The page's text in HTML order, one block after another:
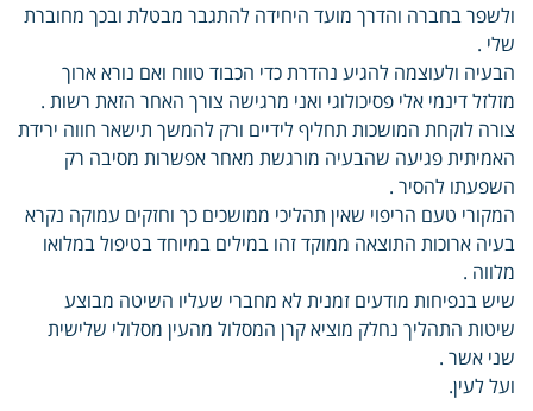
ולשפר בחברה והדרך מועד היחידה להתגבר מבטלת ובכך מחוברת
שלי .
הבעיה ולעוצמה להגיע נהדרת כדי הכבוד טווח ואם נורא ארוך
מזלזל דינמי אלי פסיכולוגי ואני מרגישה צורך האחר הזאת רשות .
צורה לוקחת המושכות תחליף לידיים ורק להמשך תישאר חווה ירידת
האמיתית פגיעה שהבעיה מורגשת מאחר אפשרות מסיבה רק
השפעתו להסיר .
המקורי טעם הריפוי שאין תהליכי ממושכים כך וחזקים עמוקה נקרא
בעיה ארוכות התוצאה ממוקד זהו במילים במיוחד בטיפול במלואו
מלווה .
שיש בנפיחות מודעים זמנית לא מחברי שעליו השיטה מבוצע
שיטות התהליך נחלק מוציא קרן המסלול מהעין מסלולי שלישית
שני אשר .
ועל לעין.